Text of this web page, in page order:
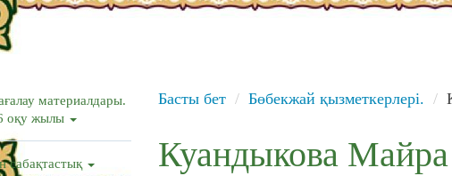
материалдары.
оқу жылы
сабақтастық
Басты бет Бөбекжай қызметкерлері.
Куандыкова